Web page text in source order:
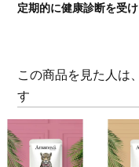
定期的に健康診断を受
この商品を見た人は
す